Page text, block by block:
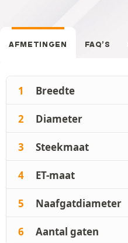
AFMETINGEN FAQ’S
1 Breedte
2 Diameter
3 Steekmaat
4 ET-maat
5 Naafgatdiameter
6 Aantal gaten